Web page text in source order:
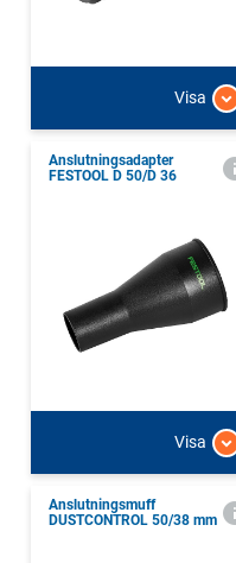
Visa
Anslutningsadapter
FESTOOL D 50/D 36
Visa
Anslutningsmuff
DUSTCONTROL 50/38 mm